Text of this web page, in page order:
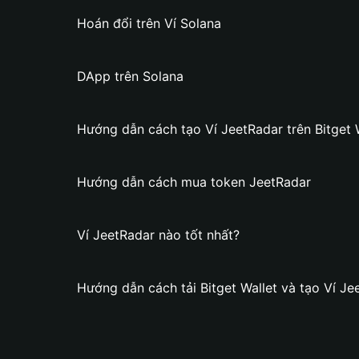
Hoán đổi trên Ví Solana
DApp trên Solana
Hướng dẫn cách tạo Ví JeetRadar trên Bitget
Hướng dẫn cách mua token JeetRadar
Ví JeetRadar nào tốt nhất?
Hướng dẫn cách tải Bitget Wallet và tạo Ví